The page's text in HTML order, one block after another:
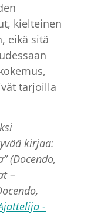
kielteinen
eikä sitä
tarjoilla
kirjaa:
(Docendo,
–
-